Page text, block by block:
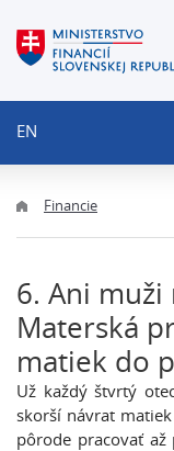
EN
Financie
6. Ani
Materská
matiek do
Už každý štvrtý
skorší návrat
pôrode pracovať